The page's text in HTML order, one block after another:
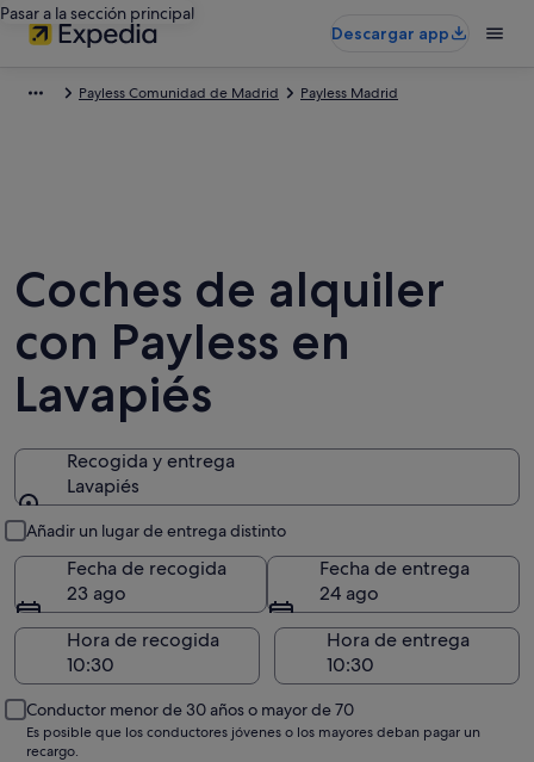
Pasar a la sección principal
Descargar app
Payless Comunidad de Madrid Payless Madrid
Coches de alquiler
con Payless en
Lavapiés
Recogida y entrega
Lavapiés
Añadir un lugar de entrega distinto
Fecha de recogida
23 ago
Fecha de entrega
24 ago
Hora de recogida
Hora de entrega
Conductor menor de 30 años o mayor de 70
Es posible que los conductores jóvenes o los mayores deban pagar un
recargo.